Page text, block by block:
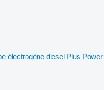
électrogène diesel Plus Power